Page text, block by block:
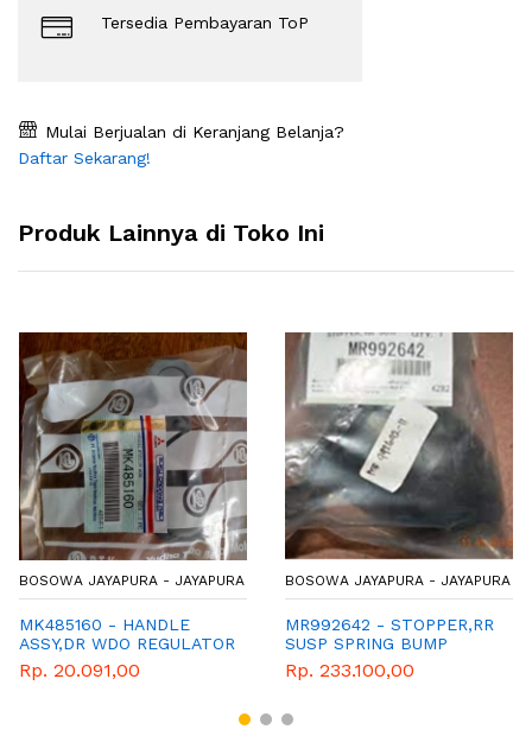
Tersedia Pembayaran ToP
Mulai Berjualan di Keranjang Belanja?
Daftar Sekarang!
Produk Lainnya di Toko Ini
BOSOWA JAYAPURA - JAYAPURA
MK485160 - HANDLE
ASSY,DR WDO REGULATOR
Rp. 20.091,00
BOSOWA JAYAPURA - JAYAPURA
MR992642 - STOPPER,RR
SUSP SPRING BUMP
Rp. 233.100,00